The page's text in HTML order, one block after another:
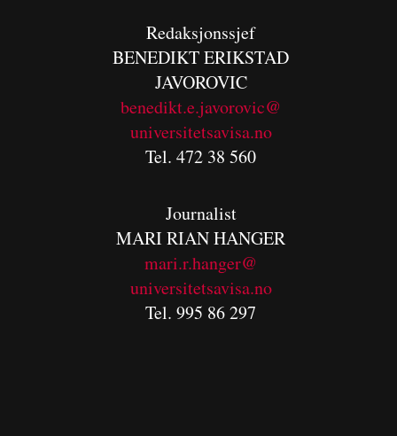
Redaksjonssjef
BENEDIKTERIKSTAD
JAVOROVIC
benedikt.e.javorovic@
universitetsavisa.no
Tel. 472 38 560
Journalist
MARI RIAN HANGER
mari.r.hanger@
universitetsavisa.no
Tel. 995 86 297